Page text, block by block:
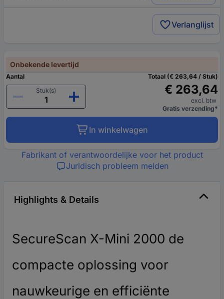
Verlanglijst
Onbekende levertijd
Aantal
Stuk(s)
Totaal (€ 263,64 / Stuk)
€ 263,64
excl. btw
Gratis verzending*
In winkelwagen
Fabrikant of verantwoordelijke voor het product
Juridisch probleem melden
Highlights & Details
SecureScan X-Mini 2000 de
compacte oplossing voor
nauwkeurige en efficiënte